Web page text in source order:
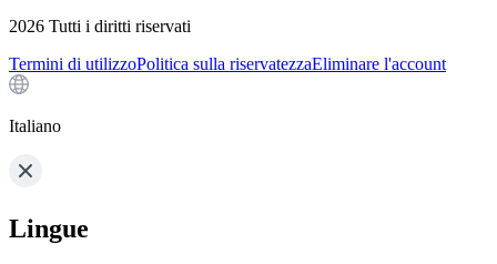
2026 Tutti i diritti riservati
Termini di utilizzoPolitica sulla riservatezzaEliminare l'account
Italiano
Lingue